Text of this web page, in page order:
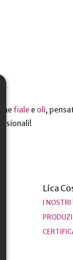
fiale e oli,
Lica
I NOSTRI